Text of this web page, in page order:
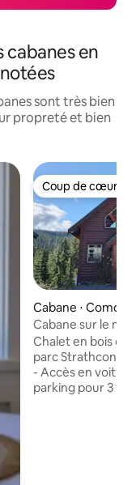
cabanes en
sont très bien
propreté et bien
Coup de cœur
Coup de cœur
Cabane ⋅ Comox
Cabane sur le
Chalet en bois
parc Strathcona
- Accès en
parking pour 3